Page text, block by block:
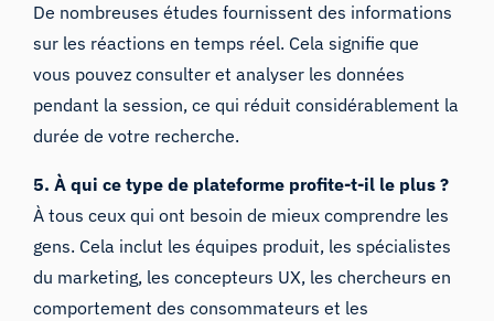
De nombreuses études fournissent des informations
sur les réactions en temps réel. Cela signifie que
vous pouvez consulter et analyser les données
pendant la session, ce qui réduit considérablement la
durée de votre recherche.
5. À qui ce type de plateforme profite-t-il le plus ?
À tous ceux qui ont besoin de mieux comprendre les
gens. Cela inclut les équipes produit, les spécialistes
du marketing, les concepteurs UX, les chercheurs en
comportement des consommateurs et les